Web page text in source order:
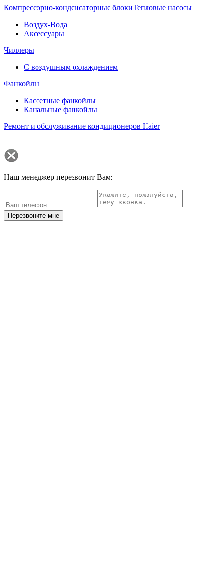
Компрессорно-конденсаторные блокиТепловые насосы
Воздух-Вода
Аксессуары
Чиллеры
С воздушным охлаждением
Фанкойлы
Кассетные фанкойлы
Канальные фанкойлы
Ремонт и обслуживание кондиционеров Haier
Наш менеджер перезвонит Вам:
Перезвоните мне